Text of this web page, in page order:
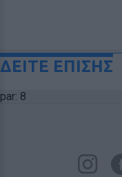
ΔΕΙΤΕ ΕΠΙΣΗΣ
par: 8